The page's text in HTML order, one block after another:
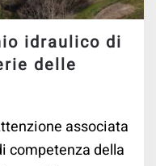
idraulico di
delle
associata
competenza della